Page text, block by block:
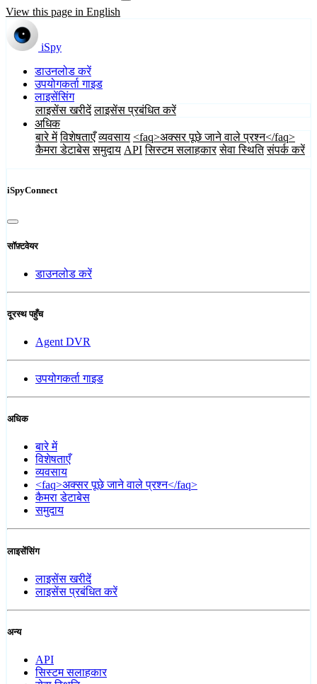
View this page in English
iSpy
डाउनलोड करें
उपयोगकर्ता गाइड
लाइसेंसिंग
लाइसेंस खरीदें लाइसेंस प्रबंधित करें
अधिक
बारे में विशेषताएँ व्यवसाय <faq>अक्सर पूछे जाने वाले प्रश्न</faq>
कैमरा डेटाबेस समुदाय API सिस्टम सलाहकार सेवा स्थिति संपर्क करें
iSpyConnect
सॉफ़्टवेयर
डाउनलोड करें
दूरस्थ पहुँच
Agent DVR
उपयोगकर्ता गाइड
अधिक
बारे में
विशेषताएँ
व्यवसाय
<faq>अक्सर पूछे जाने वाले प्रश्न</faq>
कैमरा डेटाबेस
समुदाय
लाइसेंसिंग
लाइसेंस खरीदें
लाइसेंस प्रबंधित करें
अन्य
API
सिस्टम सलाहकार